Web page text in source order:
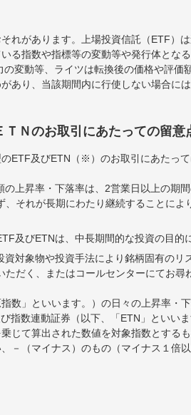
れがあります。上場投資信託（ETF）
る指数や指標等の変動等や発行体とな
変動等、ライツは転換後の価格や評価
あり、当該期間内に行使しない場合に
Ｎのお取引にあたっての留意
ETF及びETN（※）のお取引にあたっ
上昇率・下落率は、2営業日以上の期
それが長期にわたり継続することによ
及びETNは、中長期間的な投資の目的
対象物や投資手法により銘柄固有のリ
だく、またはコールセンターにてお尋
数」といいます。）の日々の上昇率・
指数連動証券（以下、「ETN」といい
じて算出された数値を対象指数とする
－（マイナス）のもの（マイナス１倍